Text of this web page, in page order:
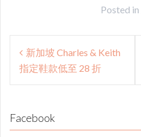
Posted in
Post
navigation
新加坡 Charles & Keith
指定鞋款低至 28 折
Facebook